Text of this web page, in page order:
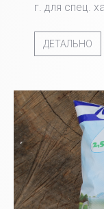
г. для спец.
ДЕТАЛЬНО